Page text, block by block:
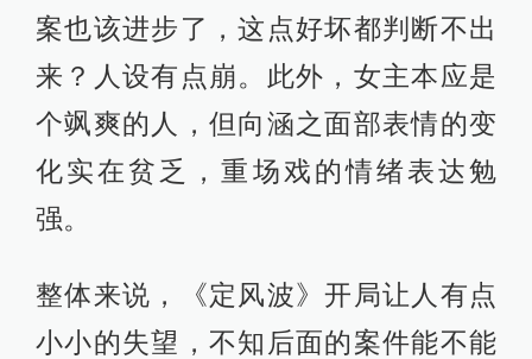
案也该进步了，这点好坏都判断不出
来？人设有点崩。此外，女主本应是
个飒爽的人，但向涵之面部表情的变
化实在贫乏，重场戏的情绪表达勉
强。
整体来说，《定风波》开局让人有点
小小的失望，不知后面的案件能不能